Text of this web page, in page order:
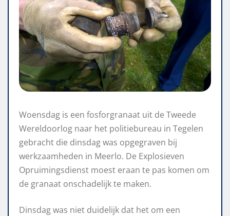
Woensdag is een fosforgranaat uit de Tweede
Wereldoorlog naar het politiebureau in Tegelen
gebracht die dinsdag was opgegraven bij
werkzaamheden in Meerlo. De Explosieven
Opruimingsdienst moest eraan te pas komen om
de granaat onschadelijk te maken.
Dinsdag was niet duidelijk dat het om een